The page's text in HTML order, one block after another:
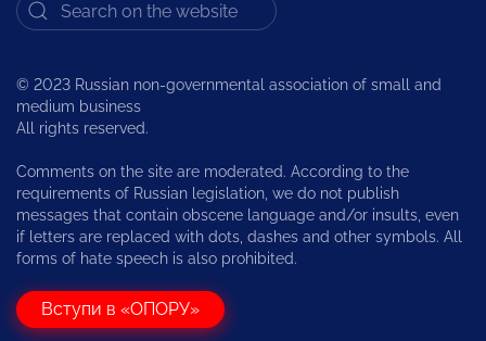
© 2023 Russian non-governmental association of small and
medium business
All rights reserved.
Comments on the site are moderated. According to the
requirements of Russian legislation, we do not publish
messages that contain obscene language and/or insults, even
if letters are replaced with dots, dashes and other symbols. All
forms of hate speech is also prohibited.
Вступи в «ОПОРУ»